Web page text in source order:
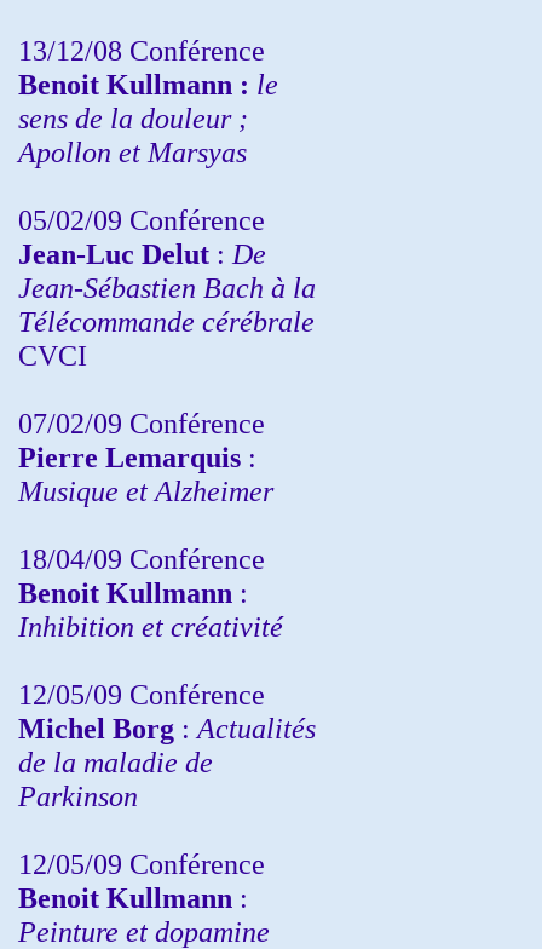
13/12/08 Conférence
Benoit Kullmann : le
sens de la douleur ;
Apollon et Marsyas
05/02/09 Conférence
Jean-Luc Delut : De
Jean-Sébastien Bach à la
Télécommande cérébrale
CVCI
07/02/09 Conférence
Pierre Lemarquis :
Musique et Alzheimer
18/04/09 Conférence
Benoit Kullmann :
Inhibition et créativité
12/05/09 Conférence
Michel Borg : Actualités
de la maladie de
Parkinson
12/05/09 Conférence
Benoit Kullmann :
Peinture et dopamine